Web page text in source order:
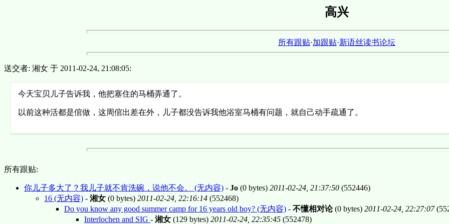
高兴
所有跟贴·加跟贴·新语丝读书论坛
送交者: 湘女 于 2011-02-24, 21:08:05:
今天宝贝儿子告诉我，他把塞住的马桶弄通了。
以前这种活都是倌做，这周倌出差在外，儿子都没告诉我他浴室马桶有问题，就自己动手疏通了。
所有跟贴:
你儿子多大了？我儿子就不肯洗碗，说他不会。 (无内容) - Jo (0 bytes) 2011-02-24, 21:37:50 (552446)
16 (无内容) - 湘女 (0 bytes) 2011-02-24, 22:16:14 (552468)
Do you know any good summer camp for 16 years old boy? (无内容) - 不懂相对论(0 bytes) 2011-02-24, 22:27:07
Interlochen and SIG - 湘女 (129 bytes) 2011-02-24, 22:35:45 (552478)